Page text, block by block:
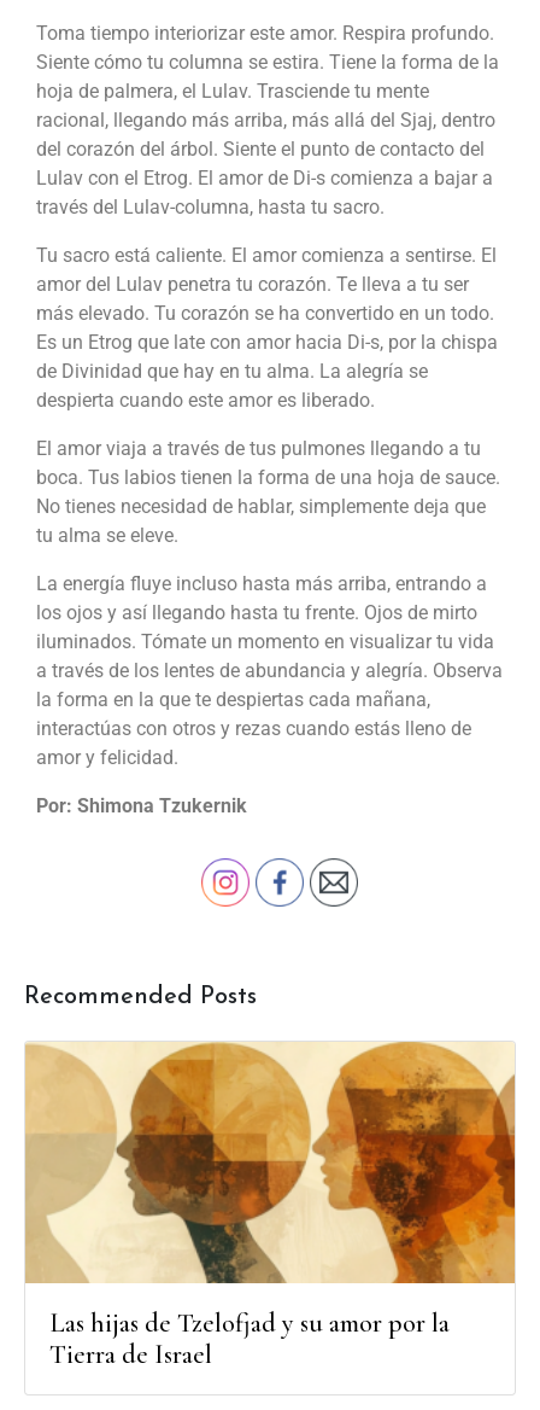
Toma tiempo interiorizar este amor. Respira profundo.
Siente cómo tu columna se estira. Tiene la forma de la
hoja de palmera, el Lulav. Trasciende tu mente
racional, llegando más arriba, más allá del Sjaj, dentro
del corazón del árbol. Siente el punto de contacto del
Lulav con el Etrog. El amor de Di-s comienza a bajar a
través del Lulav-columna, hasta tu sacro.
Tu sacro está caliente. El amor comienza a sentirse. El
amor del Lulav penetra tu corazón. Te lleva a tu ser
más elevado. Tu corazón se ha convertido en un todo.
Es un Etrog que late con amor hacia Di-s, por la chispa
de Divinidad que hay en tu alma. La alegría se
despierta cuando este amor es liberado.
El amor viaja a través de tus pulmones llegando a tu
boca. Tus labios tienen la forma de una hoja de sauce.
No tienes necesidad de hablar, simplemente deja que
tu alma se eleve.
La energía fluye incluso hasta más arriba, entrando a
los ojos y así llegando hasta tu frente. Ojos de mirto
iluminados. Tómate un momento en visualizar tu vida
a través de los lentes de abundancia y alegría. Observa
la forma en la que te despiertas cada mañana,
interactúas con otros y rezas cuando estás lleno de
amor y felicidad.
Por: Shimona Tzukernik
Recommended Posts
Las hijas de Tzelofjad y su amor por la
Tierra de Israel